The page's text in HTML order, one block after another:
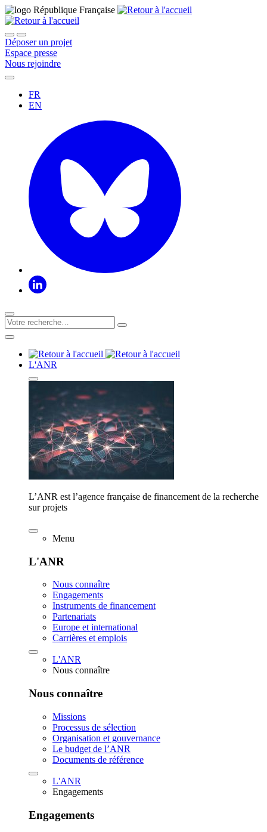
Déposer un projet
Espace presse
Nous rejoindre
FR
EN
L'ANR
L’ANR est l’agence française de financement de la recherche
sur projets
Menu
L'ANR
Nous connaître
Engagements
Instruments de financement
Partenariats
Europe et international
Carrières et emplois
L'ANR
Nous connaître
Nous connaître
Missions
Processus de sélection
Organisation et gouvernance
Le budget de l’ANR
Documents de référence
L'ANR
Engagements
Engagements